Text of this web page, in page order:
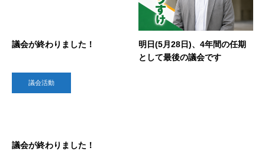
議会が終わりました！
明日(5月28日)、4年間の任期
として最後の議会です
議会活動
議会が終わりました！